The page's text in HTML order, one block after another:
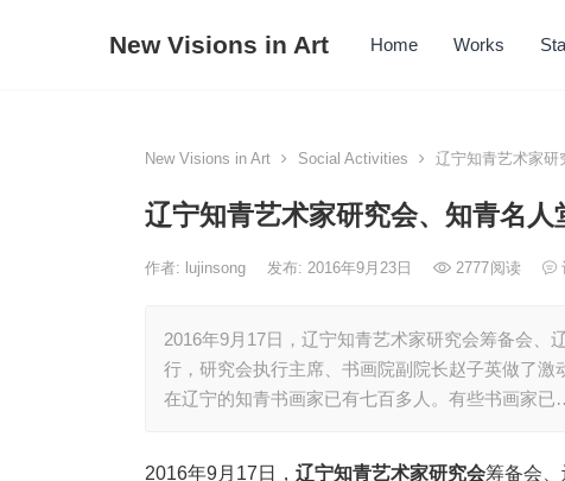
New Visions in Art Home Works
New Visions in Art Social Activities 辽宁知青艺术家研
辽宁知青艺术家研究会、知青名人
作者: lujinsong 发布: 2016年9月23日 2777阅读
2016年9月17日，辽宁知青艺术家研究会筹备会
行，研究会执行主席、书画院副院长赵子英做了
在辽宁的知青书画家已有七百多人。有些书画家已
2016年9月17日， 辽宁知青艺术家研究会筹备会